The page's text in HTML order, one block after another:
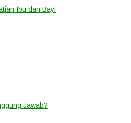
Ibu dan Bayi
Jawab?